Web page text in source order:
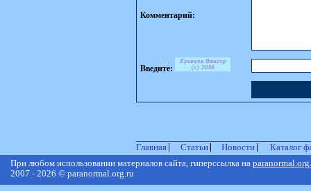
Комментарий:
Введите:
Главная Статьи Новости
Каталог
При любом использовании материалов сайта, гиперссылка на
2007 - 2026 © paranormal.org.ru